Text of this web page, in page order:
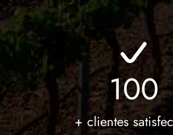
100
+ clientes